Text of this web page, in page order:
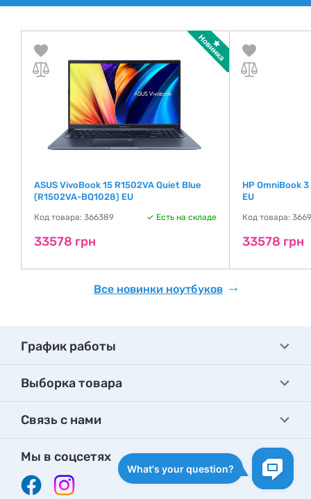
ASUS VivoBook 15 R1502VA Quiet Blue
(R1502VA-BQ1028) EU
Код товара: 366389 Есть на складе
33578 грн
HP OmniBook
EU
Код товара:
33578 грн
Все новинки ноутбуков
График работы
Выборка товара
Связь с нами
Мы в соцсетях